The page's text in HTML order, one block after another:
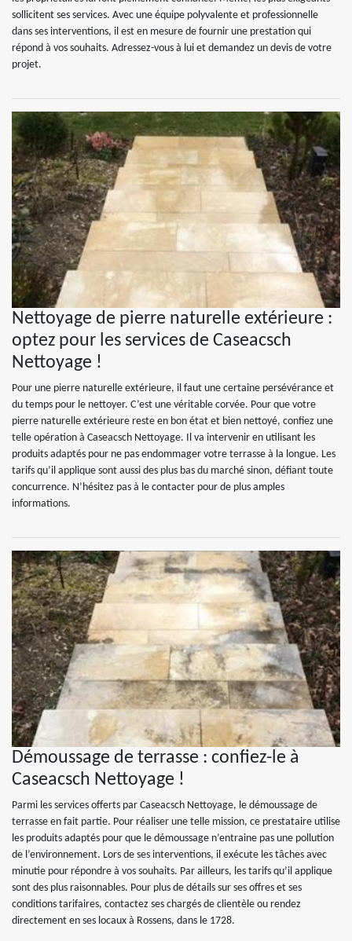
sollicitent ses services. Avec une équipe polyvalente et professionnelle
dans ses interventions, il est en mesure de fournir une prestation qui
répond à vos souhaits. Adressez-vous à lui et demandez un devis de votre
projet.
Nettoyage de pierre naturelle extérieure :
optez pour les services de Caseacsch
Nettoyage !
Pour une pierre naturelle extérieure, il faut une certaine persévérance et
du temps pour le nettoyer. C’est une véritable corvée. Pour que votre
pierre naturelle extérieure reste en bon état et bien nettoyé, confiez une
telle opération à Caseacsch Nettoyage. Il va intervenir en utilisant les
produits adaptés pour ne pas endommager votre terrasse à la longue. Les
tarifs qu’il applique sont aussi des plus bas du marché sinon, défiant toute
concurrence. N’hésitez pas à le contacter pour de plus amples
informations.
Démoussage de terrasse : confiez-le à
Caseacsch Nettoyage !
Parmi les services offerts par Caseacsch Nettoyage, le démoussage de
terrasse en fait partie. Pour réaliser une telle mission, ce prestataire utilise
les produits adaptés pour que le démoussage n’entraine pas une pollution
de l’environnement. Lors de ses interventions, il exécute les tâches avec
minutie pour répondre à vos souhaits. Par ailleurs, les tarifs qu’il applique
sont des plus raisonnables. Pour plus de détails sur ses offres et ses
conditions tarifaires, contactez ses chargés de clientèle ou rendez
directement en ses locaux à Rossens, dans le 1728.